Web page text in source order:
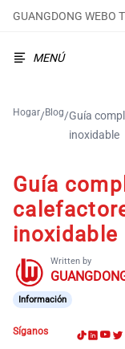
GUANGDONG WEBO
MENÚ
Hogar/Blog/Guía
inoxidable
Guía
inoxidable
Written by
Información
Síganos